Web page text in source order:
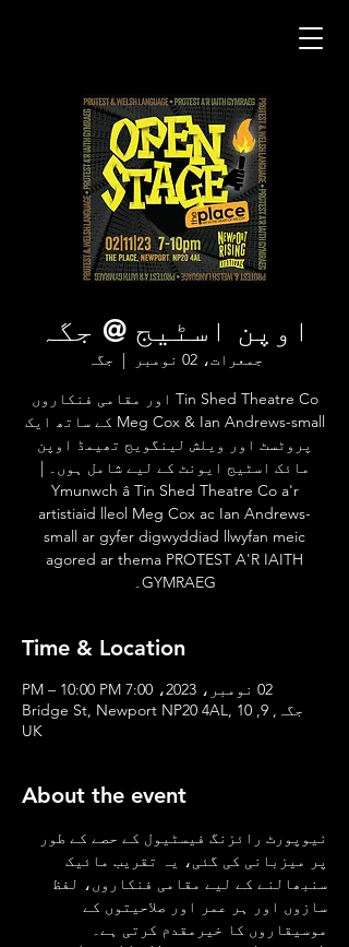
اوپن اسٹیج @ جگہ
جمعرات، 02 نومبر
  |
جگہ
Tin Shed Theatre Co اور مقامی فنکاروں
Meg Cox & Ian Andrews-small کے ساتھ ایک
پروٹسٹ اور ویلش لینگویج تھیمڈ اوپن
مائک اسٹیج ایونٹ کے لیے شامل ہوں۔ |
Ymunwch â Tin Shed Theatre Co a'r
artistiaid lleol Meg Cox ac Ian Andrews-
small ar gyfer digwyddiad llwyfan meic
agored ar thema PROTEST A'R IAITH
GYMRAEG۔
Time & Location
02 نومبر، 2023، 7:00 PM – 10:00 PM
جگہ, 9, 10 Bridge St, Newport NP20 4AL,
UK
About the event
نیوپورٹ رائزنگ فیسٹیول کے حصے کے طور
پر میزبانی کی گئی، یہ تقریب مائیک
سنبھالنے کے لیے مقامی فنکاروں، لفظ
سازوں اور ہر عمر اور صلاحیتوں کے
موسیقاروں کا خیرمقدم کرتی ہے۔